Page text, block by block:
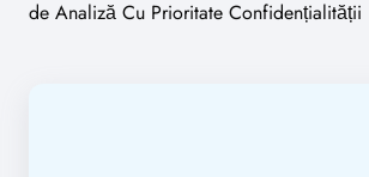
de Analiză Cu Prioritate Confidențialității